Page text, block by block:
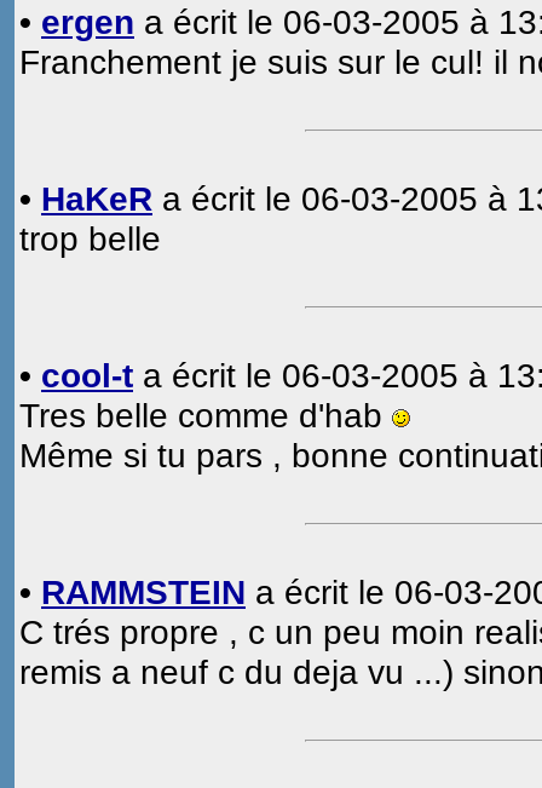
• ergen a écrit le 06-03-2005 à
Franchement je suis sur le cul! il
• HaKeR a écrit le 06-03-2005 à
trop belle
• cool-t a écrit le 06-03-2005 à
Tres belle comme d'hab
Même si tu pars , bonne
• RAMMSTEIN a écrit le 06-03-
C trés propre , c un peu moin
remis a neuf c du deja vu ...)